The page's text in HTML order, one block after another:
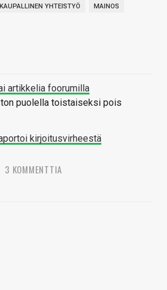
KAUPALLINEN YHTEISTYÖ MAINOS
artikkelia foorumilla
puolella toistaiseksi pois
kirjoitusvirheestä
3 KOMMENTTIA